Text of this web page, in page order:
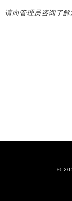
请向管理员咨询了解
©